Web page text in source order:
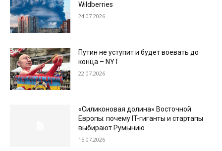
Wildberries
24.07.2026
Путин не уступит и будет воевать до
конца – NYT
22.07.2026
«Силиконовая долина» Восточной
Европы: почему IT-гиганты и стартапы
выбирают Румынию
15.07.2026